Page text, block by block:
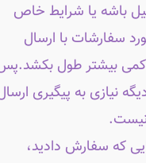
باشه یا شرایط خاص
سفارشات با ارسال
بیشتر طول
نیازی به پیگیری
که سفارش دادید،